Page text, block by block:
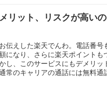
リット、リスクが高い
伝えした楽天でんわ。電話番号
になり、さらに楽天ポイントも
し、このサービスにもデメリッ
常のキャリアの通話には無料通